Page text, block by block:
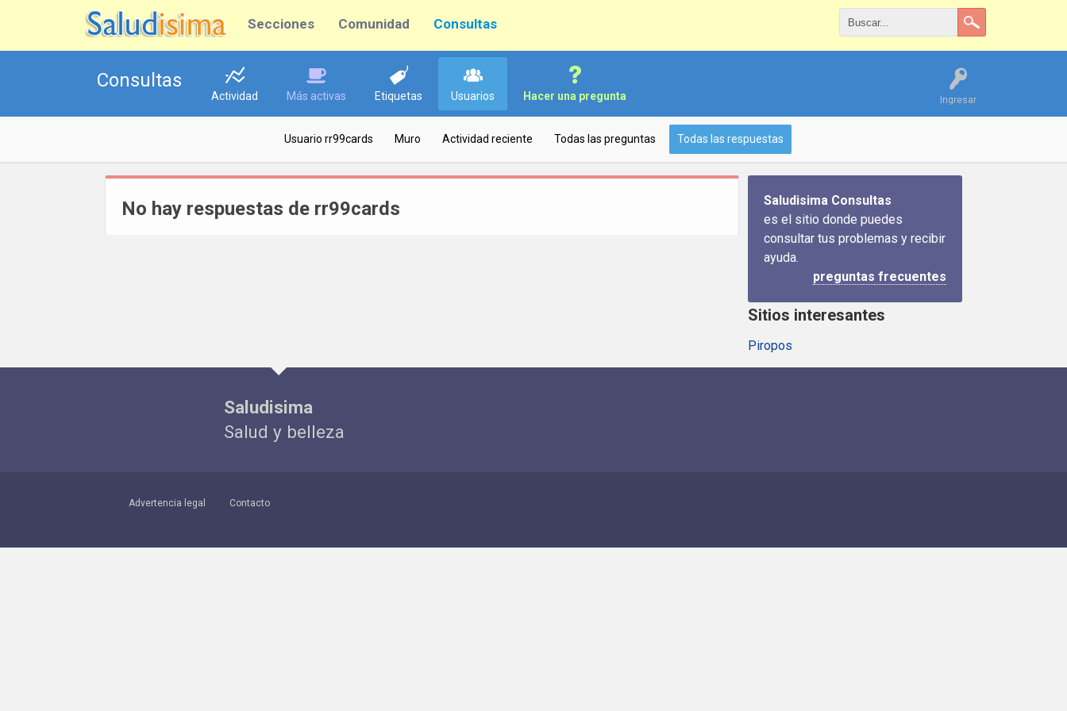
Secciones Comunidad Consultas
Ingresar
Consultas
Actividad Más activas Etiquetas Usuarios Hacer una pregunta
Usuario rr99cards Muro Actividad reciente Todas las preguntas Todas las respuestas
No hay respuestas de rr99cards
Saludisima Consultas
es el sitio donde puedes
consultar tus problemas y recibir
ayuda.
preguntas frecuentes
Sitios interesantes
Piropos
Saludisima
Salud y belleza
Advertencia legal Contacto